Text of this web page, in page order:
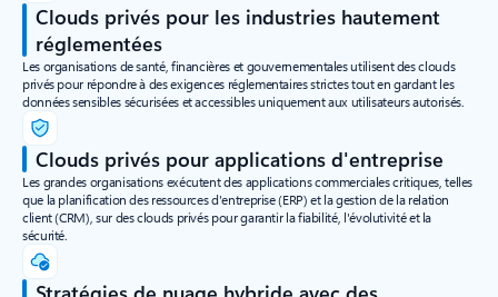
Clouds privés pour les industries hautement
réglementées
Les organisations de santé, financières et gouvernementales utilisent des clouds
privés pour répondre à des exigences réglementaires strictes tout en gardant les
données sensibles sécurisées et accessibles uniquement aux utilisateurs autorisés.
Clouds privés pour applications d'entreprise
Les grandes organisations exécutent des applications commerciales critiques, telles
que la planification des ressources d'entreprise (ERP) et la gestion de la relation
client (CRM), sur des clouds privés pour garantir la fiabilité, l'évolutivité et la
sécurité.